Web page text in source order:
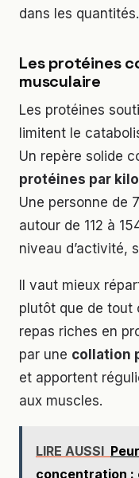
dans les quantités.
Les protéines
musculaire
Les protéines
limitent le
Un repère solide
protéines par
Une personne de
autour de 112 à
niveau d’activité,
Il vaut mieux
plutôt que de tout
repas riches en
par une collation
et apportent
aux muscles.
LIRE AUSSI
concentration :